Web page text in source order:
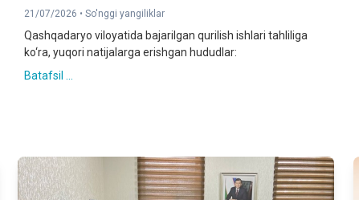
21/07/2026 • So'nggi yangiliklar
Qashqadaryo viloyatida bajarilgan qurilish ishlari tahliliga
ko‘ra, yuqori natijalarga erishgan hududlar:
Batafsil ...